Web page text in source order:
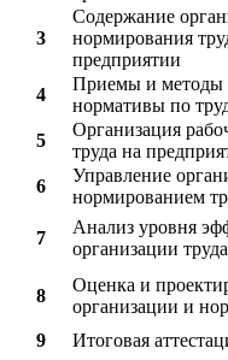
3
Содержание
нормирования
предприятии
4
Приемы и методы
нормативы по
5
Организация
труда на
6
Управление
нормированием
7
Анализ уровня
организации труда
8
Оценка и
организации и
9 Итоговая